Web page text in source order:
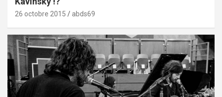
26 octobre 2015 abds69